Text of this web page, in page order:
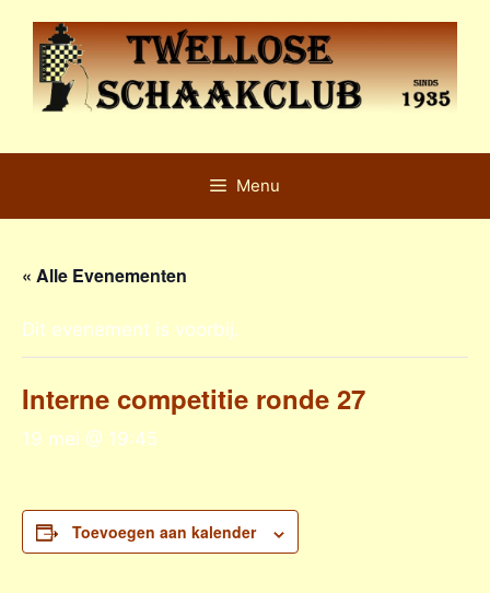
naar
inhoud
Menu
« Alle Evenementen
Dit evenement is voorbij.
Interne competitie ronde 27
19 mei @ 19:45
Toevoegen aan kalender